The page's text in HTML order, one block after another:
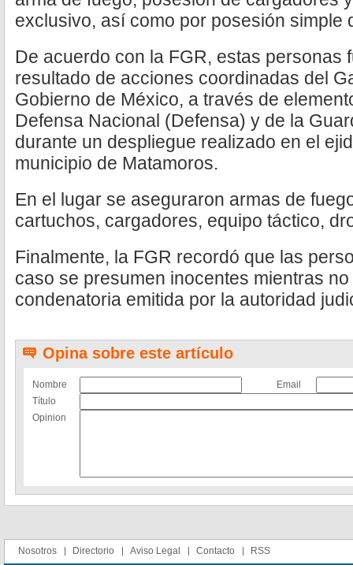
exclusivo, así como por posesión simple
De acuerdo con la FGR, estas personas
resultado de acciones coordinadas del
Gobierno de México, a través de
Defensa Nacional (Defensa) y de la
durante un despliegue realizado en el
municipio de Matamoros.
En el lugar se aseguraron armas de
cartuchos, cargadores, equipo táctico,
Finalmente, la FGR recordó que las
caso se presumen inocentes mientras
condenatoria emitida por la autoridad
Opina sobre este artículo
Nombre
Email
Título
Opinion
Nosotros Directorio Aviso Legal Contacto RSS